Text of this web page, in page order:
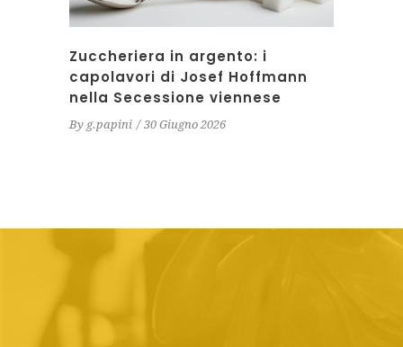
Zuccheriera in argento: i
capolavori di Josef Hoffmann
nella Secessione viennese
By g.papini 30 Giugno 2026